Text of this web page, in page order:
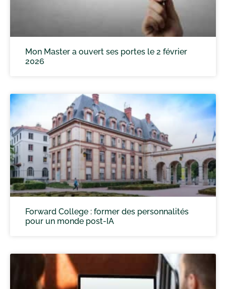
Mon Master a ouvert ses portes le 2 février
2026
Forward College : former des personnalités
pour un monde post-IA